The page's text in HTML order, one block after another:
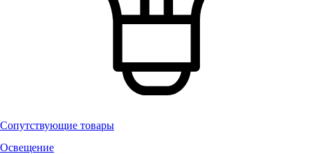
Сопутствующие товары
Освещение